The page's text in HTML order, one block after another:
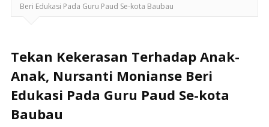
Beri Edukasi Pada Guru Paud Se-kota Baubau
Tekan Kekerasan Terhadap Anak-
Anak, Nursanti Monianse Beri
Edukasi Pada Guru Paud Se-kota
Baubau